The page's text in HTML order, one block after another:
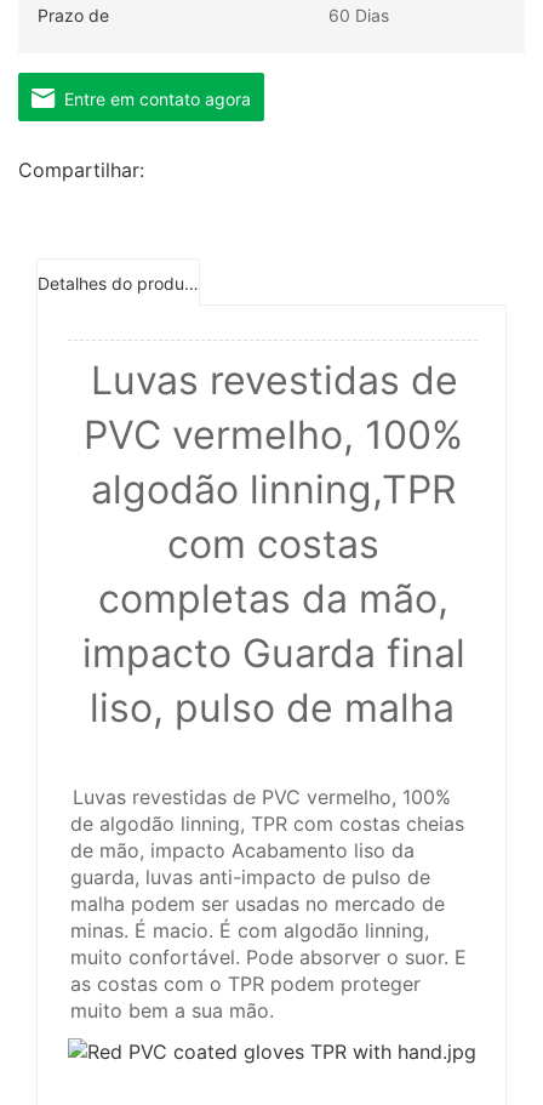
Prazo de 60 Dias
Transporte:
Porto:
Entre em contato agora
Compartilhar:
Detalhes do produto
Luvas revestidas de
PVC vermelho, 100%
algodão linning,TPR
com costas
completas da mão,
impacto Guarda final
liso, pulso de malha
Luvas revestidas de PVC vermelho, 100%
de algodão linning, TPR com costas cheias
de mão, impacto Acabamento liso da
guarda, luvas anti-impacto de pulso de
malha podem ser usadas no mercado de
minas. É macio. É com algodão linning,
muito confortável. Pode absorver o suor. E
as costas com o TPR podem proteger
muito bem a sua mão.